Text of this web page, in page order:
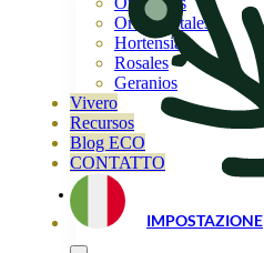
Ornamentales
Hortensias
Rosales
Geranios
Vivero
Recursos
Blog ECO
CONTATTO
IMPOSTAZIONE